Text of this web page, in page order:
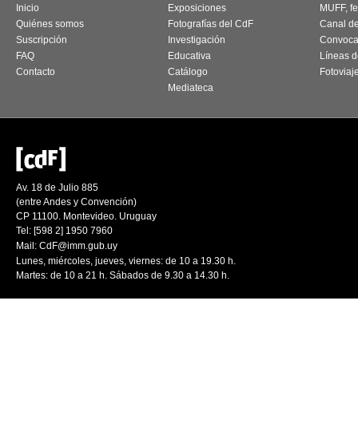
Inicio
Quiénes somos
Suscripción
FAQ
Contacto
Exposiciones
Fotografías del CdF
Investigación
Educativa
Catálogo
Mediateca
MUFF,
Canal
Líneas
Av. 18 de Julio 885
(entre Andes y Convención)
CP 11100. Montevideo. Uruguay
Tel: [598 2] 1950 7960
Mail: CdF@imm.gub.uy
Lunes, miércoles, jueves, viernes: de 10 a 19.30 h.
Martes: de 10 a 21 h. Sábados de 9.30 a 14.30 h.